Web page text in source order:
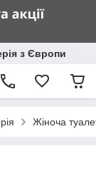
з Європи
Жіноча